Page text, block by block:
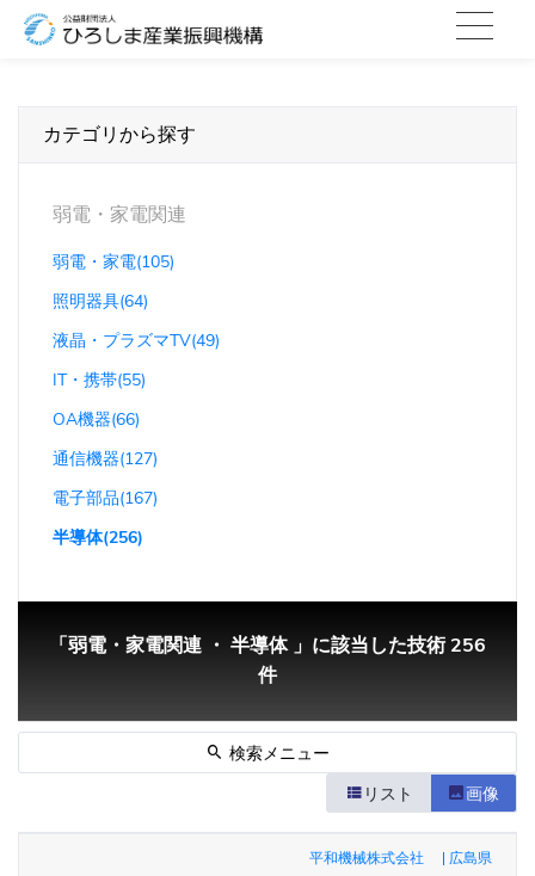
カテゴリから探す
弱電・家電関連
弱電・家電(105)
照明器具(64)
液晶・プラズマTV(49)
IT・携帯(55)
OA機器(66)
通信機器(127)
電子部品(167)
半導体(256)
「弱電・家電関連 ・ 半導体 」に該当した技術 256
件
検索メニュー
リスト
画像
平和機械株式会社 | 広島県